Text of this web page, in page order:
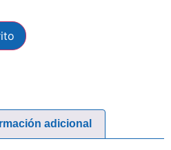
adicional